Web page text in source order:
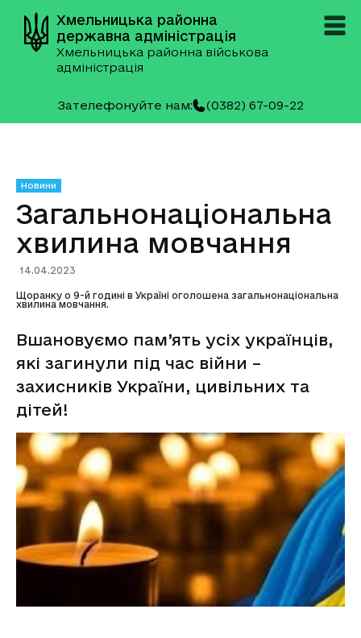
Хмельницька районна
державна адміністрація
Хмельницька районна військова
адміністрація
Зателефонуйте нам: (0382) 67-09-22
Новини
Загальнонаціональна
хвилина мовчання
14.04.2023
Щоранку о 9-й годині в Україні оголошена загальнонаціональна
хвилина мовчання.
Вшановуємо пам’ять усіх українців,
які загинули під час війни –
захисників України, цивільних та
дітей!